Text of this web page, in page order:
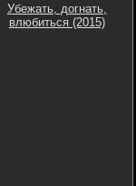
Убежать, догнать,
влюбиться (2015)